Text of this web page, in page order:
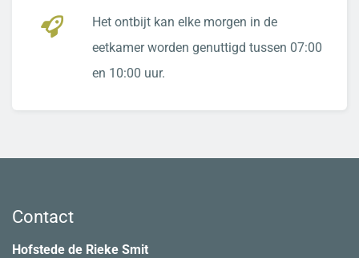
Het ontbijt kan elke morgen in de
eetkamer worden genuttigd tussen 07:00
en 10:00 uur.
Contact
Hofstede de Rieke Smit